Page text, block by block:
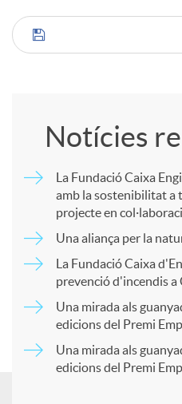
o
g
C
m
a
r
t
Notícies
La Fundació Caixa
amb la sostenibilitat a
projecte en
Una aliança per la
La Fundació Caixa
prevenció d'incendis a
Una mirada als
edicions del Premi
Una mirada als
edicions del Premi